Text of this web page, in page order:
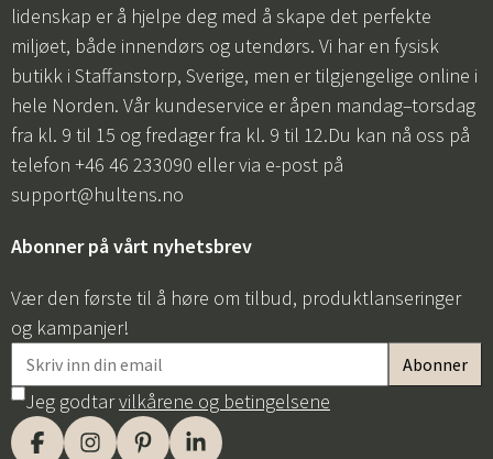
lidenskap er å hjelpe deg med å skape det perfekte
miljøet, både innendørs og utendørs. Vi har en fysisk
butikk i Staffanstorp, Sverige, men er tilgjengelige online i
hele Norden. Vår kundeservice er åpen mandag–torsdag
fra kl. 9 til 15 og fredager fra kl. 9 til 12.Du kan nå oss på
telefon +46 46 233090 eller via e-post på
support@hultens.no
Abonner på vårt nyhetsbrev
Vær den første til å høre om tilbud, produktlanseringer
og kampanjer!
Jeg godtarvilkårene og betingelsene